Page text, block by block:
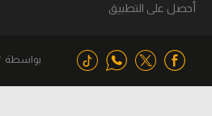
أحصل على التطبيق
بواسطة